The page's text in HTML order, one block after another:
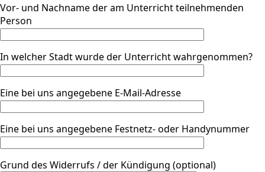
Vor- und Nachname der am Unterricht teilnehmenden
Person
In welcher Stadt wurde der Unterricht wahrgenommen?
Eine bei uns angegebene E-Mail-Adresse
Eine bei uns angegebene Festnetz- oder Handynummer
Grund des Widerrufs / der Kündigung (optional)